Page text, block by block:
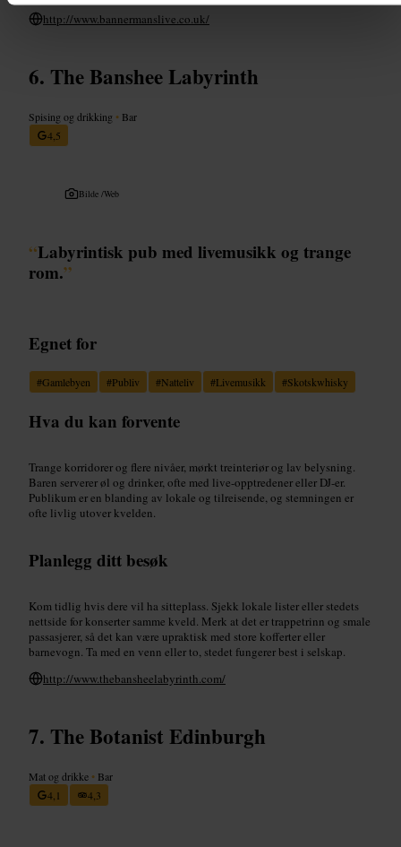
http://www.bannermanslive.co.uk/
The Banshee Labyrinth
Spising og drikking • Bar
4,5
Bilde /Web
“Labyrintisk pub med livemusikk og trange
rom.”
Egnet for
#Gamlebyen #Publiv #Natteliv #Livemusikk #Skotskwhisky
Hva du kan forvente
Trange korridorer og flere nivåer, mørkt treinteriør og lav belysning.
Baren serverer øl og drinker, ofte med live-opptredener eller DJ-er.
Publikum er en blanding av lokale og tilreisende, og stemningen er
ofte livlig utover kvelden.
Planlegg ditt besøk
Kom tidlig hvis dere vil ha sitteplass. Sjekk lokale lister eller stedets
nettside for konserter samme kveld. Merk at det er trappetrinn og smale
passasjerer, så det kan være upraktisk med store kofferter eller
barnevogn. Ta med en venn eller to, stedet fungerer best i selskap.
http://www.thebansheelabyrinth.com/
The Botanist Edinburgh
Mat og drikke • Bar
4,1
4,3